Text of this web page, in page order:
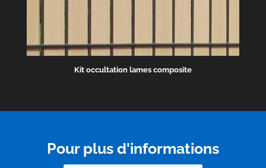
Kit occultation lames composite
Pour plus d'informations